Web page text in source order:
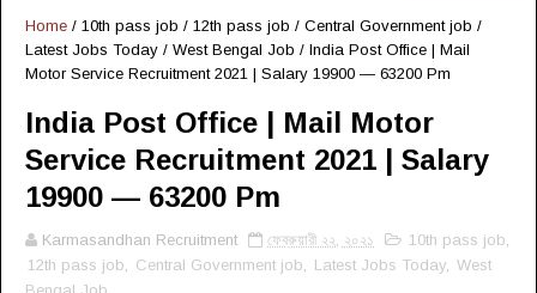
Home / 10th pass job / 12th pass job / Central Government job /
Latest Jobs Today / West Bengal Job / India Post Office | Mail
Motor Service Recruitment 2021 | Salary 19900 — 63200 Pm
India Post Office | Mail Motor
Service Recruitment 2021 | Salary
19900 — 63200 Pm
Karmasandhan Recruitment ফেব্রুয়ারী ২২, ২০২১ 10th pass job
12th pass job
Central Government job Latest Jobs Today West